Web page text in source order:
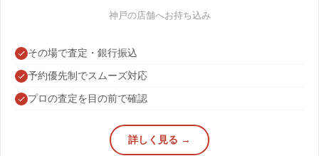
神戸の店舗へお持ち込み
その場で査定・銀行振込
予約優先制でスムーズ対応
プロの査定を目の前で確認
詳しく見る →